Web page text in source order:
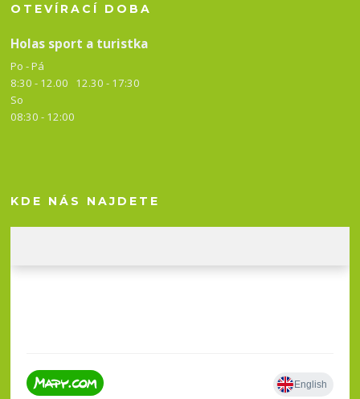
OTEVÍRACÍ DOBA
Holas sport a turistka
Po - Pá
8:30 - 12.00 12.30 - 17:30
So
08:30 - 12:00
KDE NÁS NAJDETE